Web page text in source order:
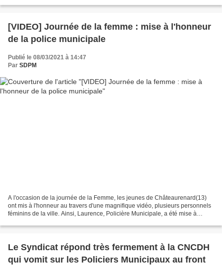
[VIDEO] Journée de la femme : mise à l'honneur
de la police municipale
Publié le 08/03/2021 à 14:47
Par SDPM
A l'occasion de la journée de la Femme, les jeunes de Châteaurenard(13)
ont mis à l'honneur au travers d'une magnifique vidéo, plusieurs personnels
féminins de la ville. Ainsi, Laurence, Policière Municipale, a été mise à
Le Syndicat répond très fermement à la CNCDH
qui vomit sur les Policiers Municipaux au front